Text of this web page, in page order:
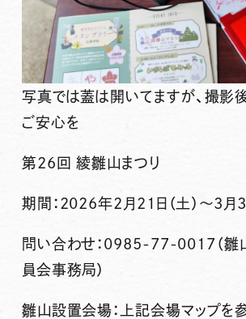
写真では蓋は開いてますが、撮影
ご安心を
第26回 綾雛山まつり
期間：2026年2月21日（土）～3月3
問い合わせ：0985-77-0017（雛
員会事務局）
雛山設置会場：上記会場マップを